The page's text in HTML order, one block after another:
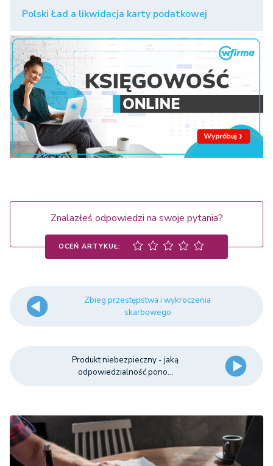
Polski Ład a likwidacja karty podatkowej
Znalazłeś odpowiedzi na swoje pytania?
OCEŃ ARTYKUŁ:
Zbieg przestępstwa i wykroczenia
skarbowego
Produkt niebezpieczny - jaką
odpowiedzialność pono...